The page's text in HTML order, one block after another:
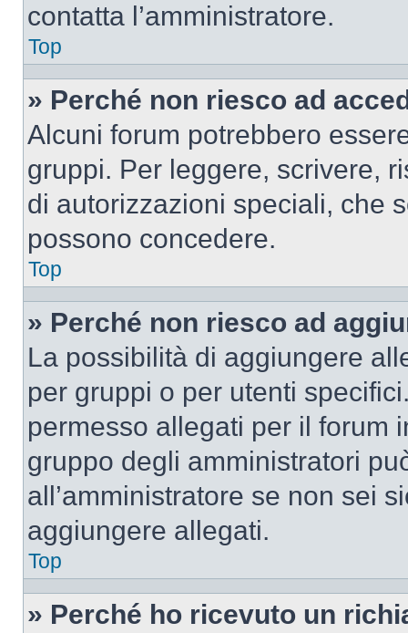
contatta l’amministratore.
Top
» Perché non riesco ad
Alcuni forum potrebbero
gruppi. Per leggere, scrivere,
di autorizzazioni speciali, che
possono concedere.
Top
» Perché non riesco ad
La possibilità di aggiungere
per gruppi o per utenti
permesso allegati per il forum
gruppo degli amministratori
all’amministratore se non sei
aggiungere allegati.
Top
» Perché ho ricevuto un